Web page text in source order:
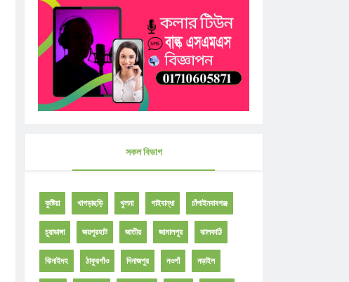
সকল বিভাগ
কুষ্টিয়া খাগড়াছড়ি খুলনা গাইবান্ধা চাঁপাইনবাবগঞ্জ
চুয়াডাঙ্গা জয়পুরহাট জাতীয় জামালপুর ঝালকাঠি
ঝিনাইদহ ঠাকুরগাঁও দিনাজপুর নওগাঁ নড়াইল